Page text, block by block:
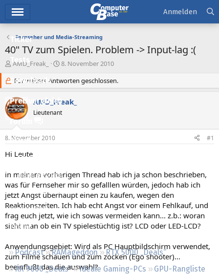
Ticker
Tests
Downloads
Preisvergleich
Forum
Aktuelles
Empfohlene Inhalte
Neue Beiträge
Neueste Aktivitäten
Leserartikel
Regeln
Podcast RAMageddon
RTX 5000 „Deals“
RX 9000 „Deals“
Ideale Gaming-PCs
GPU-Rangliste
Anmelden
Fernseher und Media-Streaming
40" TV zum Spielen. Problem -> Input-lag :(
E
s
t
e
l
l
e
AMD_Freak_
E
s
t
l
l
m
8. November 2010
Für weitere Antworten geschlossen.
AMD_Freak_
Lieutenant
8. November 2010 #1
Hi Leute
in meinem vorherigen Thread hab ich ja schon beschrieben,
was für Fernseher mir so gefalllen würden, jedoch hab ich
jetzt Angst überhaupt einen zu kaufen, wegen den
Reaktionszeiten. Ich hab echt Angst vor einem Fehlkauf, und
frag euch jetzt, wie ich sowas vermeiden kann... z.b.: woran
sieht man ob ein TV spielestüchtig ist? LCD oder LED-LCD?
Anwendungsgebiet: Wird als PC Hauptbildschirm verwendet,
zum Filme schauen und zum zocken (Ego shooter)...
beeinflußt das die auswahl?